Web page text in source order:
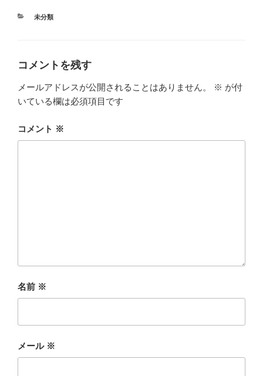
カ
未分類
コメントを残す
メールアドレスが公開されることはありません。 ※ が付
いている欄は必須項目です
コメント ※
名前 ※
メール ※